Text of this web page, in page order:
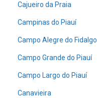
Cajueiro da Praia
Campinas do Piauí
Campo Alegre do Fidalgo
Campo Grande do Piauí
Campo Largo do Piauí
Canavieira